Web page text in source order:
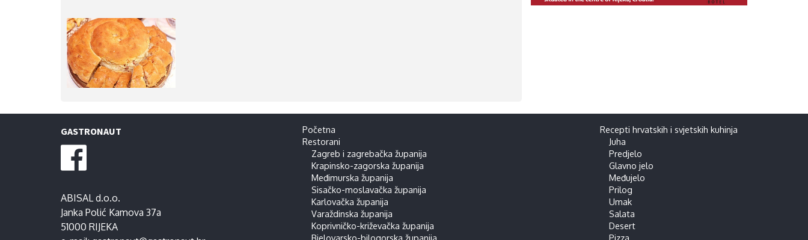
GASTRONAUT
ABISAL d.o.o.
Janka Polić Kamova 37a
51000 RIJEKA
Početna
Restorani
Zagreb i zagrebačka županija
Krapinsko-zagorska županija
Međimurska županija
Sisačko-moslavačka županija
Karlovačka županija
Varaždinska županija
Koprivničko-križevačka županija
Bjelovarsko-bilogorska županija
Recepti hrvatskih i svjetskih kuhinja
Juha
Predjelo
Glavno jelo
Međujelo
Prilog
Umak
Salata
Desert
Pizza